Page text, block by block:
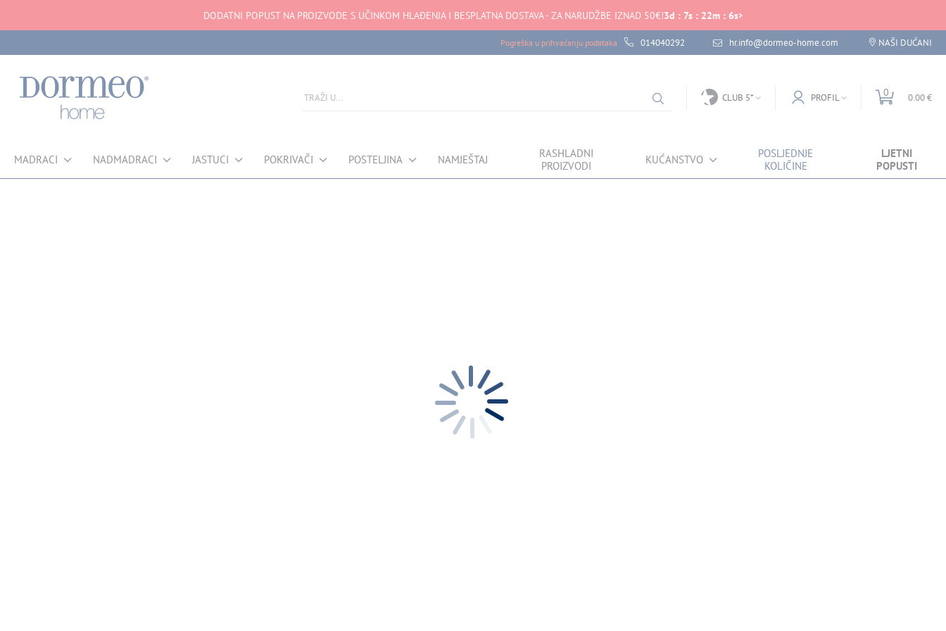
DODATNI POPUST NA PROIZVODE S UČINKOM HLAĐENJA I BESPLATNA DOSTAVA - ZA NARUDŽBE IZNAD 50€!3d : 7s : 22m : 6s
Pogreška u prihvaćanju podataka 014040292 hr.info@dormeo-home.com NAŠI DUĆANI
CLUB 5* PROFIL 0 0.00 €
MADRACI NADMADRACI JASTUCI POKRIVAČI POSTELJINA NAMJEŠTAJ
RASHLADNI
PROIZVODI
KUĆANSTVO
POSLJEDNJE
KOLIČINE
LJETNI
POPUSTI